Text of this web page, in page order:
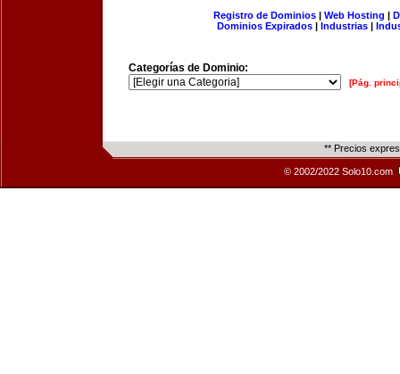
Registro de Dominios| Web Hosting |
Dominios Expirados | Industrias |
Categorías de Dominio:
[Pág.
** Precios
© 2002/2022 Solo10.com